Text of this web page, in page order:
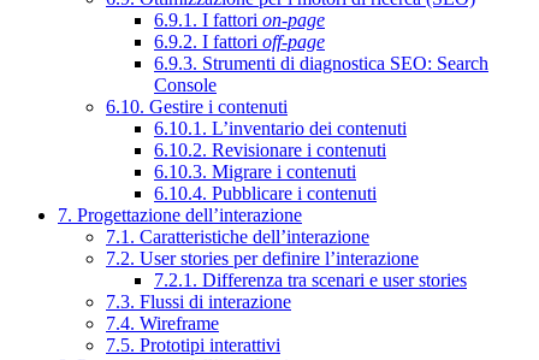
6.9.1. I fattori on-page
6.9.2. I fattori off-page
6.9.3. Strumenti di diagnostica SEO: Search
Console
6.10. Gestire i contenuti
6.10.1. L’inventario dei contenuti
6.10.2. Revisionare i contenuti
6.10.3. Migrare i contenuti
6.10.4. Pubblicare i contenuti
7. Progettazione dell’interazione
7.1. Caratteristiche dell’interazione
7.2. User stories per definire l’interazione
7.2.1. Differenza tra scenari e user stories
7.3. Flussi di interazione
7.4. Wireframe
7.5. Prototipi interattivi